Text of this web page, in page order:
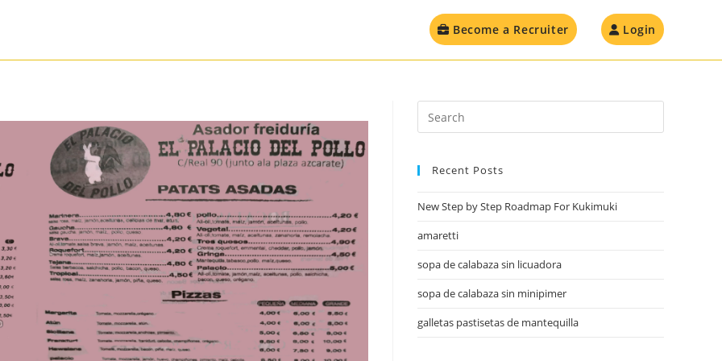
Become a Recruiter Login
Recent Posts
New Step by Step Roadmap For Kukimuki
amaretti
sopa de calabaza sin licuadora
sopa de calabaza sin minipimer
galletas pastisetas de mantequilla